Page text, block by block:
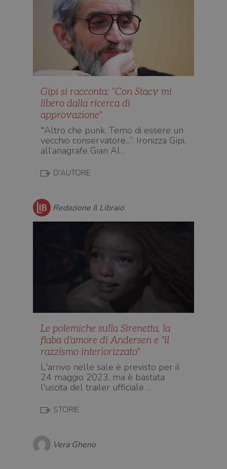
Gipi si racconta: “Con Stacy mi
libero dalla ricerca di
approvazione"
"Altro che punk. Temo di essere un
vecchio conservatore...”. Ironizza Gipi,
all’anagrafe Gian Al…
D'AUTORE
Redazione Il Libraio
Le polemiche sulla Sirenetta, la
fiaba d'amore di Andersen e "il
razzismo interiorizzato"
L'arrivo nelle sale è previsto per il
24 maggio 2023, ma è bastata
l'uscita del trailer ufficiale …
STORIE
Vera Gheno